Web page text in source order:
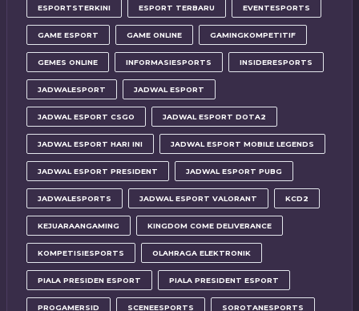
ESPORTSTERKINI ESPORT TERBARU EVENTESPORTS
GAME ESPORT GAME ONLINE GAMINGKOMPETITIF
GEMES ONLINE INFORMASIESPORTS INSIDERESPORTS
JADWALESPORT JADWAL ESPORT
JADWAL ESPORT CSGO JADWAL ESPORT DOTA2
JADWAL ESPORT HARI INI JADWAL ESPORT MOBILE LEGENDS
JADWAL ESPORT PRESIDENT JADWAL ESPORT PUBG
JADWALESPORTS JADWAL ESPORT VALORANT KCD2
KEJUARAANGAMING KINGDOM COME DELIVERANCE
KOMPETISIESPORTS OLAHRAGA ELEKTRONIK
PIALA PRESIDEN ESPORT PIALA PRESIDENT ESPORT
PROGAMERSID SCENEESPORTS SOROTANESPORTS